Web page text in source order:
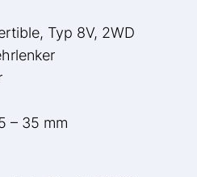
Typ 8V, 2WD
– 35 mm